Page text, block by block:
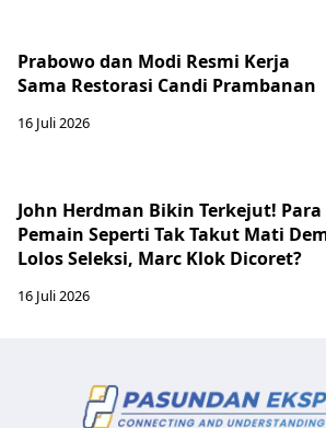
Prabowo dan Modi Resmi Kerja
Sama Restorasi Candi Prambanan
16 Juli 2026
John Herdman Bikin Terkejut! Para
Pemain Seperti Tak Takut Mati
Lolos Seleksi, Marc Klok Dicoret?
16 Juli 2026